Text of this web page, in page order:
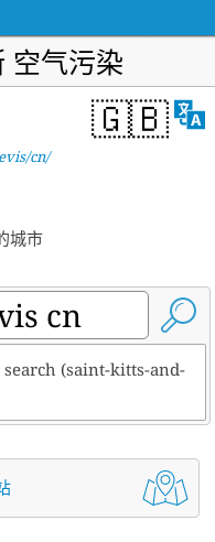
空气污染
🇬🇧
cn/
城市
(saint-kitts-and-